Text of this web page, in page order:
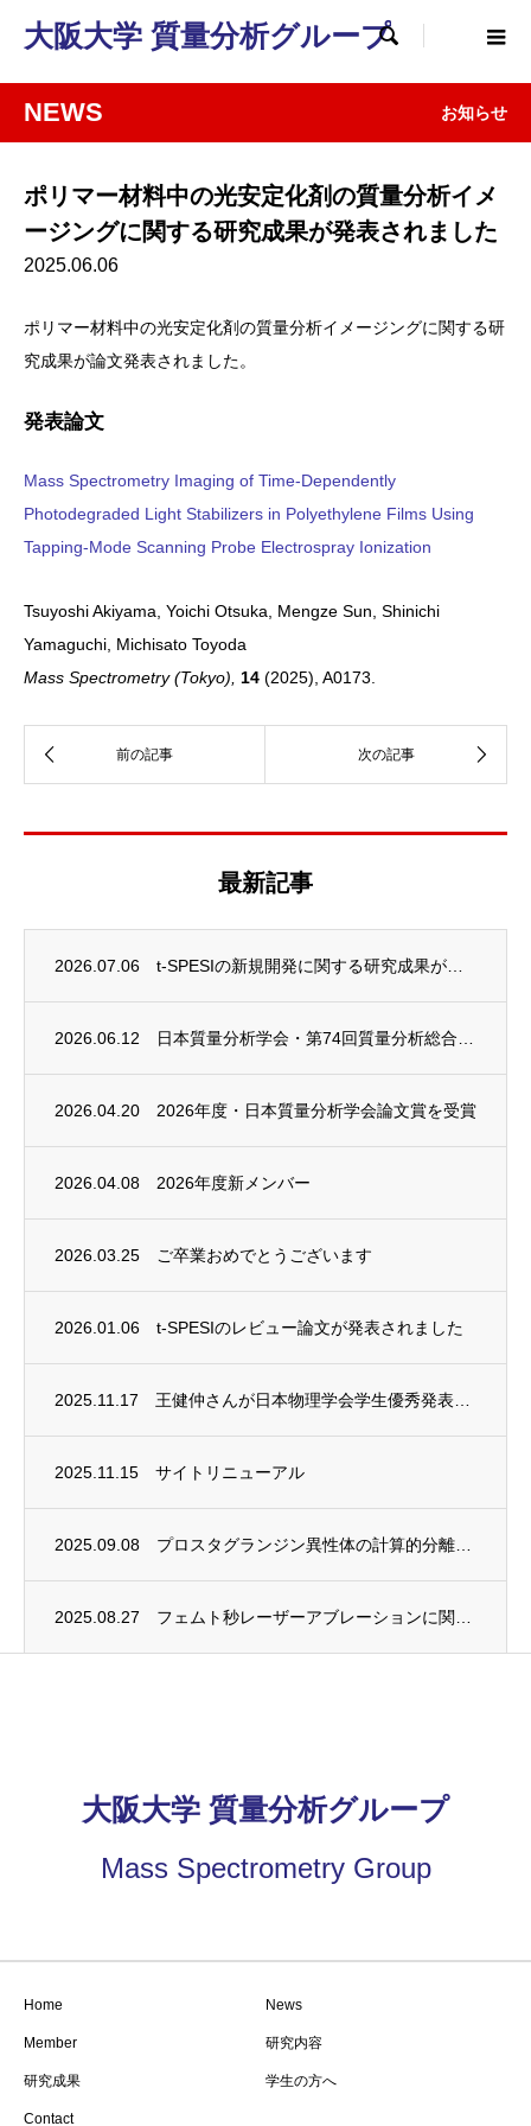
大阪大学 質量分析グループ

NEWS お知らせ
ポリマー材料中の光安定化剤の質量分析イメ
ージングに関する研究成果が発表されました
2025.06.06
ポリマー材料中の光安定化剤の質量分析イメージングに関する研
究成果が論文発表されました。
発表論文
Mass Spectrometry Imaging of Time-Dependently
Photodegraded Light Stabilizers in Polyethylene Films Using
Tapping-Mode Scanning Probe Electrospray Ionization
Tsuyoshi Akiyama, Yoichi Otsuka, Mengze Sun, Shinichi
Yamaguchi, Michisato Toyoda
Mass Spectrometry (Tokyo),
14 (2025), A0173.
最新記事
2026.07.06
2026.06.12
2026.04.20 2026年度・日本質量分析学会論文賞を受賞
2026.04.08 2026年度新メンバー
2026.03.25 ご卒業おめでとうございます
2026.01.06 t-SPESIのレビュー論文が発表されました
2025.11.17
2025.11.15 サイトリニューアル
2025.09.08
2025.08.27
大阪大学 質量分析グループ
Mass Spectrometry Group
Home News
Member 研究内容
研究成果 学生の方へ
Contact